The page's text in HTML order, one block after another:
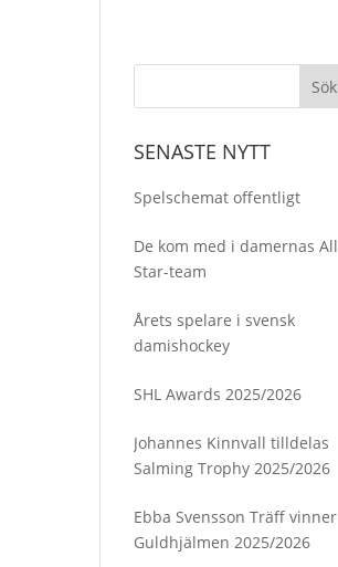
SENASTE NYTT
Spelschemat offentligt
De kom med i damernas All
Star-team
Årets spelare i svensk
damishockey
SHL Awards 2025/2026
Johannes Kinnvall tilldelas
Salming Trophy 2025/2026
Ebba Svensson Träff vinner
Guldhjälmen 2025/2026